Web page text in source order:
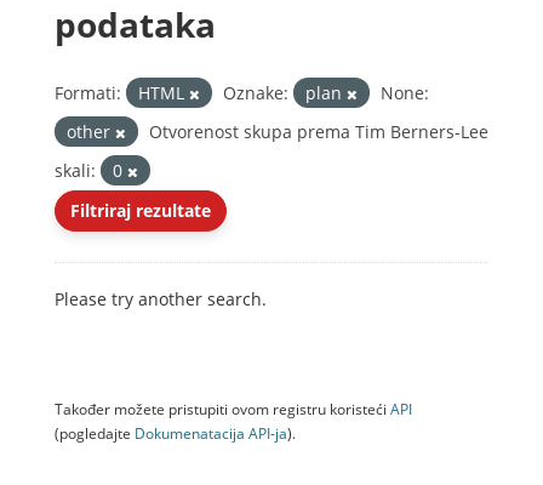
podataka
Formati: HTML Oznake: plan
None:
other
Otvorenost skupa prema Tim Berners-Lee
skali:
0
Filtriraj rezultate
Please try another search.
Također možete pristupiti ovom registru koristeći API
(pogledajte Dokumenаtаcijа API-jа).